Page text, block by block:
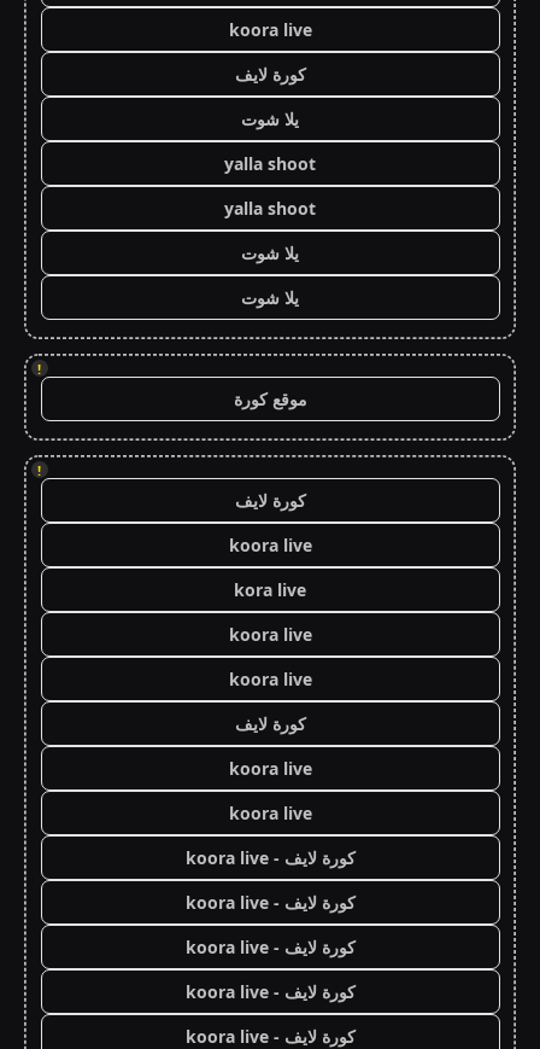
koora live
كورة لايف
يلا شوت
yalla shoot
yalla shoot
يلا شوت
يلا شوت
!
موقع كورة
!
كورة لايف
koora live
kora live
koora live
koora live
كورة لايف
koora live
koora live
كورة لايف - koora live
كورة لايف - koora live
كورة لايف - koora live
كورة لايف - koora live
كورة لايف - koora live